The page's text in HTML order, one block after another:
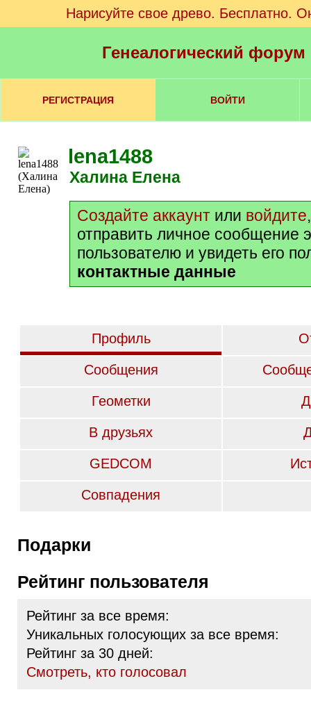
Нарисуйте свое древо. Бесплатно.
Генеалогический
РЕГИСТРАЦИЯ ВОЙТИ
lena1488
Халина Елена
Создайте аккаунт или войдите
отправить личное сообщение
пользователю и увидеть его
контактные данные
Профиль
Сообщения
Геометки
В друзьях
GEDCOM
Совпадения
Подарки
Рейтинг пользователя
Рейтинг за все время:
Уникальных голосующих за все время:
Рейтинг за 30 дней:
Cмотреть, кто голосовал